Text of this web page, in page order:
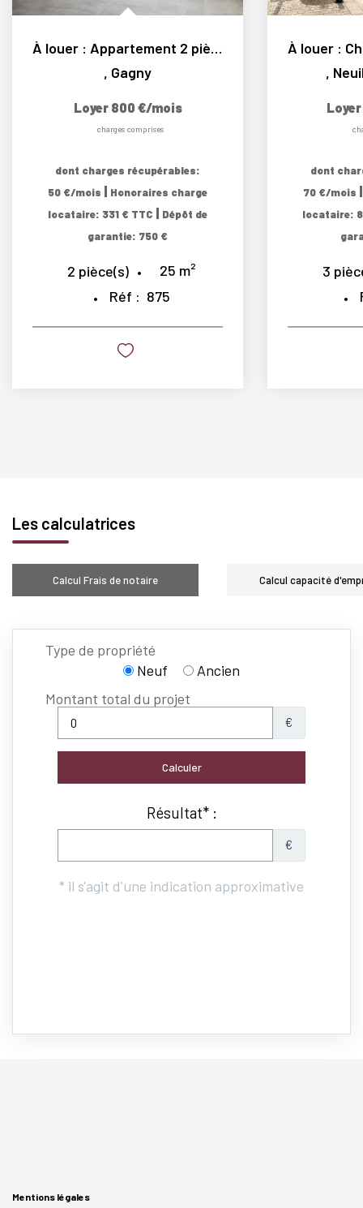
À louer : Appartement 2 pièces refait à neuf à Gagny...
, Gagny
Loyer 800 €/mois
charges comprises
dont charges récupérables:
50 €/mois | Honoraires charge
locataire: 331 € TTC | Dépôt de
garantie: 750 €
2 pièce(s) 25 m²
Réf : 875
,
dont
70 €/mois
locataire:
3
Les calculatrices
Calcul Frais de notaire Calcul capacité
Mentions légales